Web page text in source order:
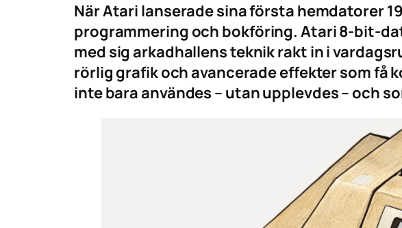
När Atari lanserade sina första hemdatorer
programmering och bokföring. Atari 8-bit-
med sig arkadhallens teknik rakt in i
rörlig grafik och avancerade effekter som få
inte bara användes – utan upplevdes – och